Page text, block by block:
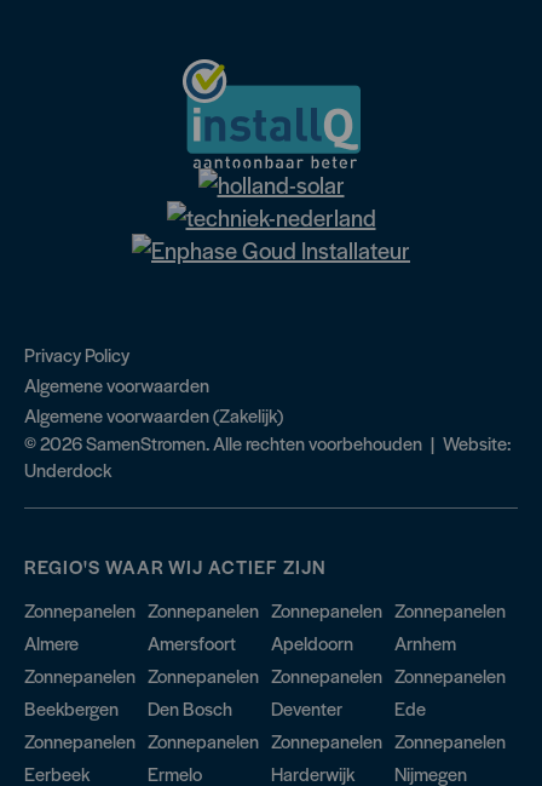
Privacy Policy
Algemene voorwaarden
Algemene voorwaarden (Zakelijk)
© 2026 SamenStromen. Alle rechten voorbehouden | Website:
Underdock
REGIO'S WAAR WIJ ACTIEF ZIJN
Zonnepanelen
Almere
Zonnepanelen
Amersfoort
Zonnepanelen
Apeldoorn
Zonnepanelen
Arnhem
Zonnepanelen
Beekbergen
Zonnepanelen
Den Bosch
Zonnepanelen
Deventer
Zonnepanelen
Ede
Zonnepanelen
Eerbeek
Zonnepanelen
Ermelo
Zonnepanelen
Harderwijk
Zonnepanelen
Nijmegen